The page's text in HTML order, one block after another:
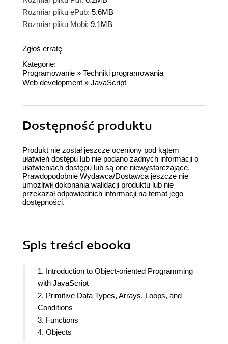
Rozmiar pliku ePub: 5.6MB
Rozmiar pliku Mobi: 9.1MB
Zgłoś erratę
Kategorie:
Programowanie » Techniki programowania
Web development » JavaScript
Dostępność produktu
Produkt nie został jeszcze oceniony pod kątem
ułatwień dostępu lub nie podano żadnych informacji o
ułatwieniach dostępu lub są one niewystarczające.
Prawdopodobnie Wydawca/Dostawca jeszcze nie
umożliwił dokonania walidacji produktu lub nie
przekazał odpowiednich informacji na temat jego
dostępności.
Spis treści ebooka
1. Introduction to Object-oriented Programming
with JavaScript
2. Primitive Data Types, Arrays, Loops, and
Conditions
3. Functions
4. Objects